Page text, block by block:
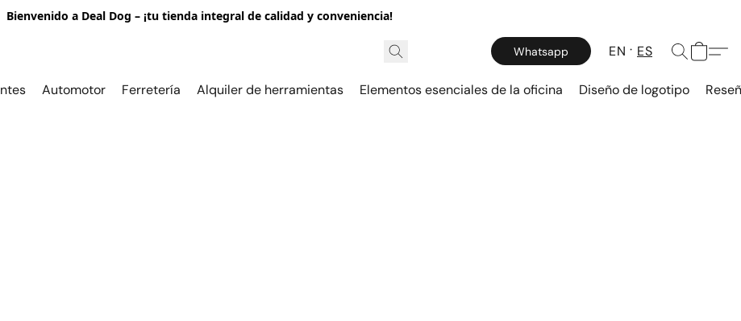
Bienvenido a Deal Dog – ¡tu tienda integral de calidad y conveniencia!
Whatsapp EN ES
Automotor Ferretería Alquiler de herramientas Elementos esenciales de la oficina Diseño de logotipo